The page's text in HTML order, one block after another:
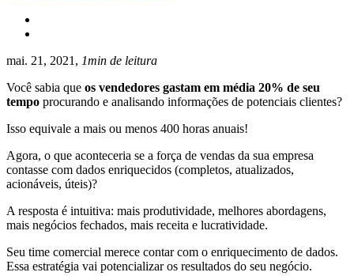
mai. 21, 2021, 1min de leitura
Você sabia que os vendedores gastam em média 20% de seu
tempo procurando e analisando informações de potenciais clientes?
Isso equivale a mais ou menos 400 horas anuais!
Agora, o que aconteceria se a força de vendas da sua empresa
contasse com dados enriquecidos (completos, atualizados,
acionáveis, úteis)?
A resposta é intuitiva: mais produtividade, melhores abordagens,
mais negócios fechados, mais receita e lucratividade.
Seu time comercial merece contar com o enriquecimento de dados.
Essa estratégia vai potencializar os resultados do seu negócio.